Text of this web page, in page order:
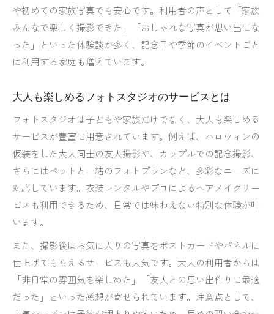
や初めての家族写真でも安心です。利用者の声として「家族
みんなで楽しく撮影できた」「おしゃれな写真が思い出にな
った」といった体験談が多く、記念日や季節のイベントごと
に利用する家庭も増えています。
大人も楽しめるフォトスタジオのサービスとは
フォトスタジオは子どもや家族だけでなく、大人も楽しめる
サービスが豊富に用意されています。例えば、ハロウィンの
仮装をした大人同士の友人撮影や、カップルでの記念撮影、
さらにはペットと一緒のフォトプランなど、多彩なニーズに
対応しています。衣装レンタルやプロによるヘアメイクサー
ビスも利用できるため、日常では味わえない特別な体験が叶
います。
また、撮影後はお気に入りの写真をポストカードやパネルに
仕上げてもらえるサービスも人気です。大人の利用者からは
「非日常の雰囲気を楽しめた」「友人との思い出作りに最適
だった」といった感想が寄せられています。注意点として、